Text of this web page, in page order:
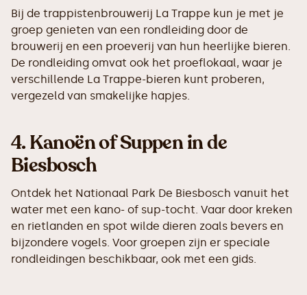
Bij de trappistenbrouwerij La Trappe kun je met je
groep genieten van een rondleiding door de
brouwerij en een proeverij van hun heerlijke bieren.
De rondleiding omvat ook het proeflokaal, waar je
verschillende La Trappe-bieren kunt proberen,
vergezeld van smakelijke hapjes.
4.Kanoën of Suppen in de
Biesbosch
Ontdek het Nationaal Park De Biesbosch vanuit het
water met een kano- of sup-tocht. Vaar door kreken
en rietlanden en spot wilde dieren zoals bevers en
bijzondere vogels. Voor groepen zijn er speciale
rondleidingen beschikbaar, ook met een gids.